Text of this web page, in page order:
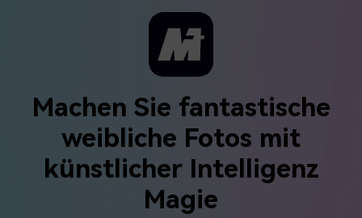
Machen Sie fantastische
weibliche Fotos mit
künstlicher Intelligenz
Magie